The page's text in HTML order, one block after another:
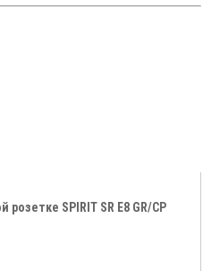
розетке SPIRIT SR E8 GR/CP